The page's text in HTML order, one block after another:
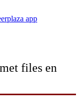
app
files en